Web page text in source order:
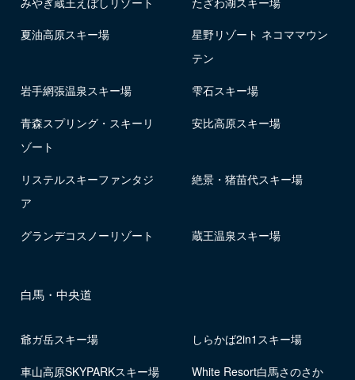
夏油高原スキー場
星野リゾート ネコママウン
テン
岩手網張温泉スキー場 雫石スキー場
青森スプリング・スキーリ
ゾート
安比高原スキー場
リステルスキーファンタジ
ア
絶景・猪苗代スキー場
グランデコスノーリゾート 蔵王温泉スキー場
白馬・中央道
爺ガ岳スキー場 しらかば2in1スキー場
車山高原SKYPARKスキー場
White Resort白馬さのさか